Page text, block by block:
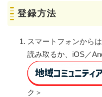
登録方法
スマートフォンから
読み取るか、iOS／
ク＞